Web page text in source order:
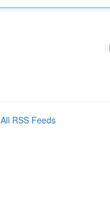
All RSS Feeds